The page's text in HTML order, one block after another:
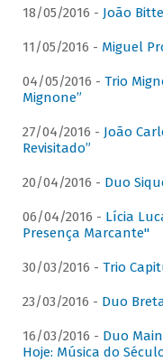
18/05/2016 - João
11/05/2016 - Miguel
04/05/2016 - Trio
Mignone”
27/04/2016 - João
Revisitado”
20/04/2016 - Duo
06/04/2016 - Lícia
Presença Marcante"
30/03/2016 - Trio
23/03/2016 - Duo
16/03/2016 - Duo
Hoje: Música do